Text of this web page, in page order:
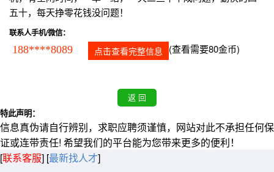
五十，每天挣零花钱没问题！
联系人手机/微信：
188****8089 点击查看完整信息 (查看需要80金币)
特此声明：
信息真伪请自行辨别，求职应聘须谨慎，网站对此不承担任何保
证或连带责任! 希望我们的平台能为您带来更多的便利！
[联系客服] [最新找人才]